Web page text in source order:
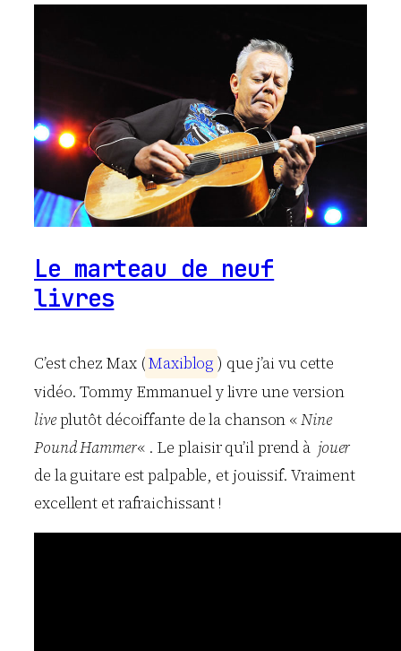
Le marteau de neuf
livres
C’est chez Max (Maxiblog ) que j’ai vu cette
vidéo. Tommy Emmanuel y livre une version
liveplutôt décoiffante de la chanson «Nine
Pound Hammer« . Le plaisir qu’il prend à jouer
de la guitare est palpable, et jouissif. Vraiment
excellent et rafraichissant !